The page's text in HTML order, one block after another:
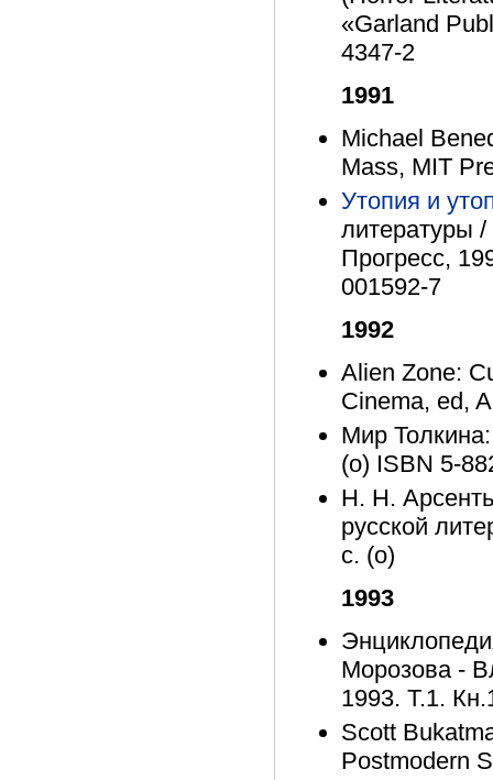
«Garland
4347-2
1991
Michael
Mass, MIT
Утопия и
литературы
Прогресс,
001592-7
1992
Alien Zone:
Cinema, ed,
Мир
(о) ISBN 5-
Н. Н.
русской
с. (о)
1993
Морозова -
1993. Т.1.
Scott
Postmodern